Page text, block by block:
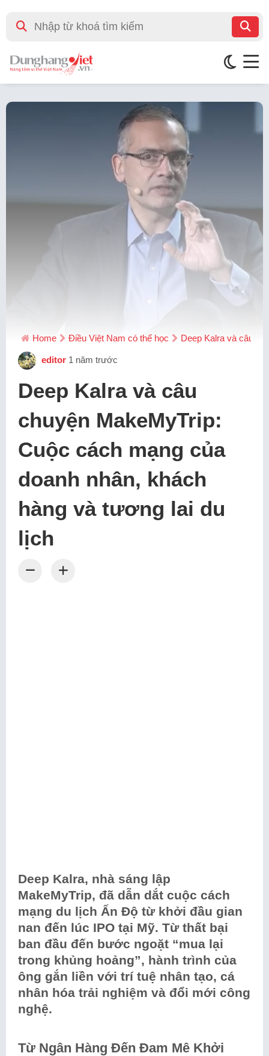
Home Điều Việt Nam có thể học Deep Kalra và câu
editor 1 năm trước
Deep Kalra và câu
chuyện MakeMyTrip:
Cuộc cách mạng của
doanh nhân, khách
hàng và tương lai du
lịch
Deep Kalra, nhà sáng lập
MakeMyTrip, đã dẫn dắt cuộc cách
mạng du lịch Ấn Độ từ khởi đầu gian
nan đến lúc IPO tại Mỹ. Từ thất bại
ban đầu đến bước ngoặt “mua lại
trong khủng hoảng”, hành trình của
ông gắn liền với trí tuệ nhân tạo, cá
nhân hóa trải nghiệm và đổi mới công
nghệ.
Từ Ngân Hàng Đến Đam Mê Khởi